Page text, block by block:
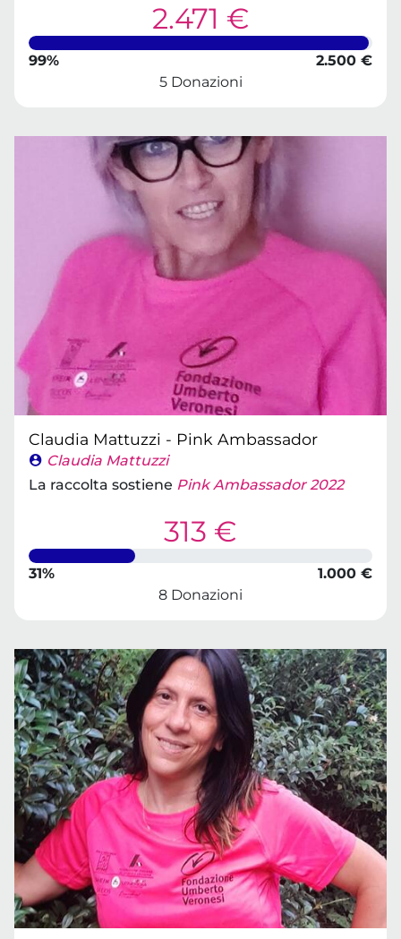
2.471 €
99%
2.500 €
5 Donazioni
Claudia Mattuzzi - Pink Ambassador
Claudia Mattuzzi
La raccolta sostiene Pink Ambassador 2022
313 €
31%
1.000 €
8 Donazioni